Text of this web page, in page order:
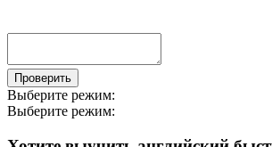
Проверить
Выберите режим:
Выберите режим: